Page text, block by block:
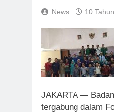
News 10
JAKARTA —
tergabung dalam